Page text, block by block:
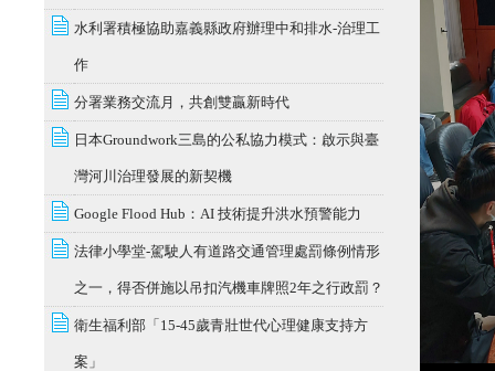
水利署積極協助嘉義縣政府辦理中和排水-治理工
作
分署業務交流月，共創雙贏新時代
日本Groundwork三島的公私協力模式：啟示與臺
灣河川治理發展的新契機
Google Flood Hub：AI 技術提升洪水預警能力
法律小學堂-駕駛人有道路交通管理處罰條例情形
之一，得否併施以吊扣汽機車牌照2年之行政罰？
衛生福利部「15-45歲青壯世代心理健康支持方
案」